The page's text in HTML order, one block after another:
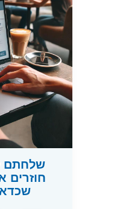
שלחתם